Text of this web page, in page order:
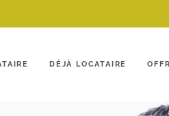
DÉJÀ LOCATAIRE